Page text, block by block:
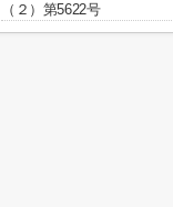
（２）第5622号